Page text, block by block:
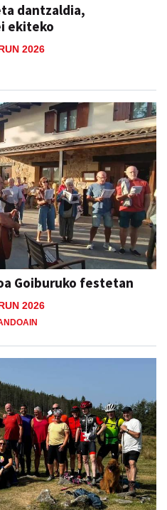
dantzaldia,
ekiteko
2026
Goiburuko festetan
2026